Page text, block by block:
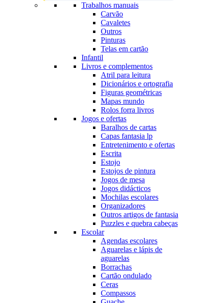
Trabalhos manuais
Carvão
Cavaletes
Outros
Pinturas
Telas em cartão
Infantil
Livros e complementos
Atril para leitura
Dicionários e ortografia
Figuras geométricas
Mapas mundo
Rolos forra livros
Jogos e ofertas
Baralhos de cartas
Capas fantasia lp
Entretenimento e ofertas
Escrita
Estojo
Estojos de pintura
Jogos de mesa
Jogos didácticos
Mochilas escolares
Organizadores
Outros artigos de fantasia
Puzzles e quebra cabeças
Escolar
Agendas escolares
Aguarelas e lápis de
aguarelas
Borrachas
Cartão ondulado
Ceras
Compassos